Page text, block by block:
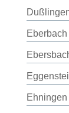
Eberbach
Ehningen